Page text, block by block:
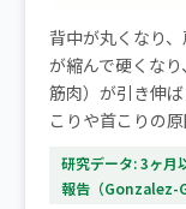
背中が丸くなり
が縮んで硬くな
筋肉）が引き伸
こりや首こりの原
研究データ: 3ヶ月
報告（Gonzalez-